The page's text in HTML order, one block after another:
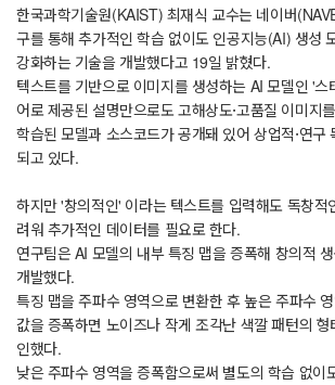
한국과학기술원(KAIST) 최재식 교수는 네이버
구를 통해 추가적인 학습 없이도 인공지능(AI) 생성
강화하는 기술을 개발했다고 19일 밝혔다.
텍스트를 기반으로 이미지를 생성하는 AI 모델인 '스
어로 제공된 설명만으로도 고해상도·고품질 이미지
학습된 모델과 소스코드가 공개돼 있어 상업적·연구
되고 있다.
하지만 '창의적인' 이라는 텍스트를 입력해도 독창적
려워 추가적인 데이터를 필요로 한다.
연구팀은 AI 모델의 내부 특징 맵을 증폭해 창의적
개발했다.
특징 맵을 주파수 영역으로 변환한 후 높은 주파수
값을 증폭하면 노이즈나 작게 조각난 색깔 패턴의
인했다.
낮은 주파수 영역을 증폭함으로써 별도의 학습 없이